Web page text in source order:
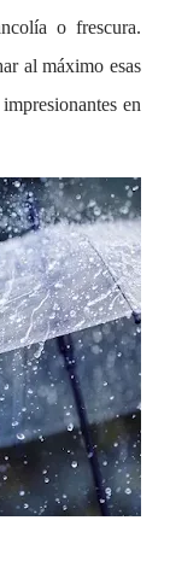
o frescura.
al máximo esas
en